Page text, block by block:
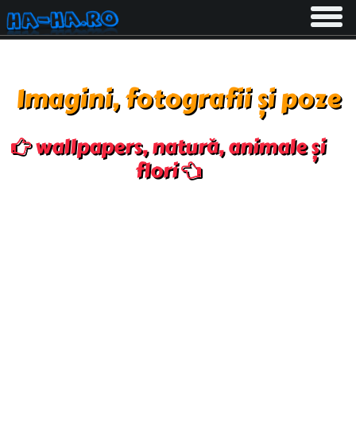
Toggle
Imagini, fotografii și poze
wallpapers, natură, animale și
flori